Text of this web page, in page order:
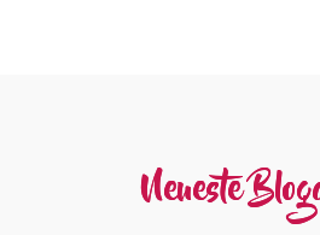
Neueste